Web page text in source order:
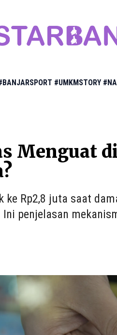
#UMKMSTORY
Menguat
ke Rp2,8 juta saat
penjelasan